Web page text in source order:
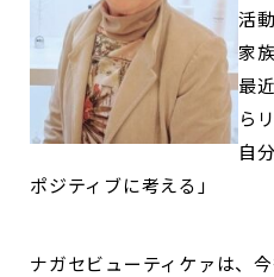
活
家
最
ら
自
ポジティブに考える」
ナガセビューティケァは、